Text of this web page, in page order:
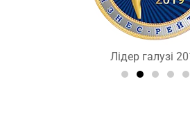
Лідер галузі